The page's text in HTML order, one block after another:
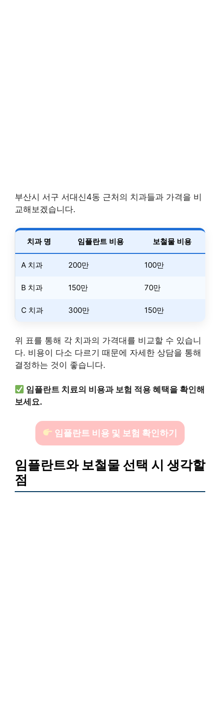
부산시 서구 서대신4동 근처의 치과들과 가격을 비
교해보겠습니다.
치과 명 임플란트 비용 보철물 비용
A 치과 200만 100만
B 치과 150만 70만
C 치과 300만 150만
위 표를 통해 각 치과의 가격대를 비교할 수 있습니
다. 비용이 다소 다르기 때문에 자세한 상담을 통해
결정하는 것이 좋습니다.
임플란트 치료의 비용과 보험 적용 혜택을 확인해
보세요.
임플란트 비용 및 보험 확인하기
임플란트와 보철물 선택 시 생각할
점